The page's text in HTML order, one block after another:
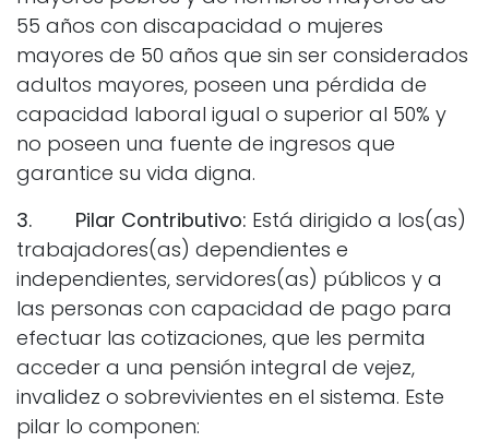
55 años con discapacidad o mujeres
mayores de 50 años que sin ser considerados
adultos mayores, poseen una pérdida de
capacidad laboral igual o superior al 50% y
no poseen una fuente de ingresos que
garantice su vida digna.
3. Pilar Contributivo: Está dirigido a los(as)
trabajadores(as) dependientes e
independientes, servidores(as) públicos y a
las personas con capacidad de pago para
efectuar las cotizaciones, que les permita
acceder a una pensión integral de vejez,
invalidez o sobrevivientes en el sistema. Este
pilar lo componen: